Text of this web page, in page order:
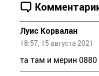
Луис Корвалан
18:57, 15 августа 2021
та там и мерин 0880